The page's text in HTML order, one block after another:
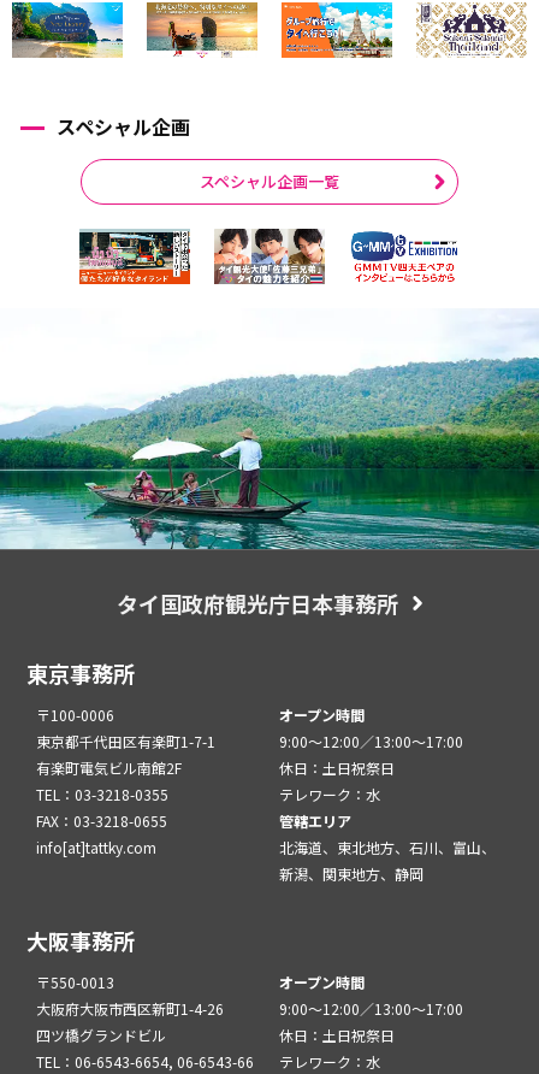
スペシャル企画
スペシャル企画一覧
タイ国政府観光庁日本事務所
東京事務所
〒100-0006
東京都千代田区有楽町1-7-1
有楽町電気ビル南館2F
TEL：03-3218-0355
FAX：03-3218-0655
info[at]tattky.com
オープン時間
9:00～12:00／13:00～17:00
休日：土日祝祭日
テレワーク：水
管轄エリア
北海道、東北地方、石川、富山、
新潟、関東地方、静岡
大阪事務所
〒550-0013
大阪府大阪市西区新町1-4-26
四ツ橋グランドビル
TEL：06-6543-6654, 06-6543-66
オープン時間
9:00～12:00／13:00～17:00
休日：土日祝祭日
テレワーク：水